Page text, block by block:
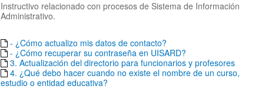
Instructivo relacionado con procesos de Sistema de Información
Administrativo.
- ¿Cómo actualizo mis datos de contacto?
- ¿Cómo recuperar su contraseña en UISARD?
3. Actualización del directorio para funcionarios y profesores
4. ¿Qué debo hacer cuando no existe el nombre de un curso,
estudio o entidad educativa?